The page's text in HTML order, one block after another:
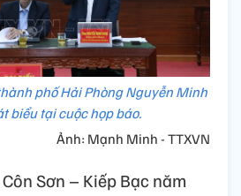
phố Hải Phòng Nguyễn Minh
biểu tại cuộc họp báo.
Ảnh: Mạnh Minh - TTXVN
Sơn – Kiếp Bạc năm